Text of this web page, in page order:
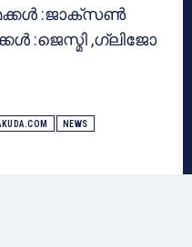
:ജാക്സൺ
:ജെസ്മി ,ഗ്ലിജോ
NEWS